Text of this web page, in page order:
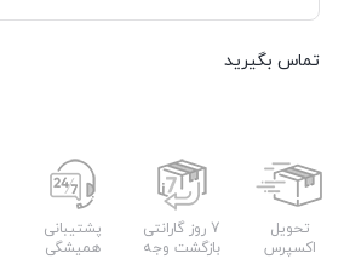
تماس بگیرید
تحویل
اکسپرس
7 روز گارانتی
بازگشت وجه
پشتیبانی
همیشگی